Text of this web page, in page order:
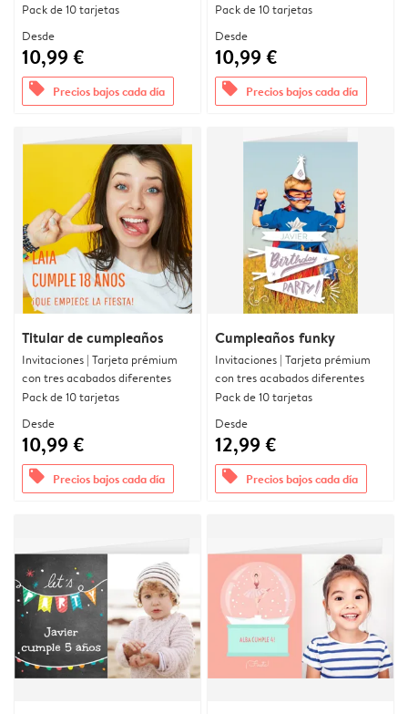
Pack de 10 tarjetas
Desde
10,99 €
offers Precios bajos cada día
Pack de 10 tarjetas
Desde
10,99 €
offers Precios bajos cada día
Titular de cumpleaños
Invitaciones | Tarjeta prémium
con tres acabados diferentes
Pack de 10 tarjetas
Desde
10,99 €
offers Precios bajos cada día
Cumpleaños funky
Invitaciones | Tarjeta prémium
con tres acabados diferentes
Pack de 10 tarjetas
Desde
12,99 €
offers Precios bajos cada día